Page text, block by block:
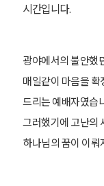
시간입니다.
광야에서의 불안했
매일같이 마음을 확
드리는 예배자였습
그러했기에 고난의
하나님의 꿈이 이뤄